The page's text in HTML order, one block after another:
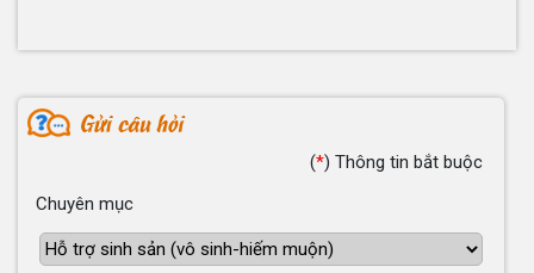
(*) Thông tin bắt buộc
Chuyên mục